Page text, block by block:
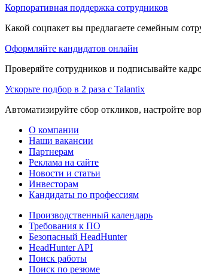
Корпоративная поддержка сотрудников
Какой соцпакет вы предлагаете семейным
Оформляйте кандидатов онлайн
Проверяйте сотрудников и подписывайте
Ускорьте подбор в 2 раза с Talantix
Автоматизируйте сбор откликов, настройте
О компании
Наши вакансии
Партнерам
Реклама на сайте
Новости и статьи
Инвесторам
Кандидаты по профессиям
Производственный календарь
Требования к ПО
Безопасный HeadHunter
HeadHunter API
Поиск работы
Поиск по резюме